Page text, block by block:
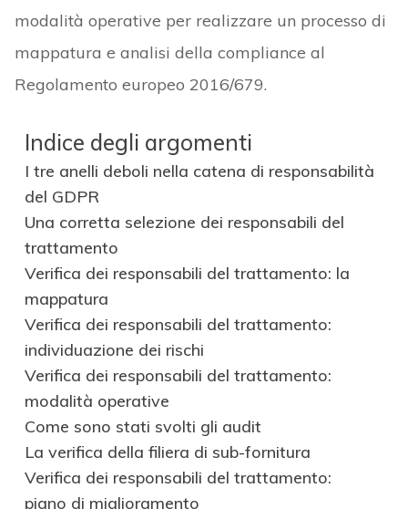
modalità operative per realizzare un processo di
mappatura e analisi della compliance al
Regolamento europeo 2016/679.
Indice degli argomenti
I tre anelli deboli nella catena di responsabilità
del GDPR
Una corretta selezione dei responsabili del
trattamento
Verifica dei responsabili del trattamento: la
mappatura
Verifica dei responsabili del trattamento:
individuazione dei rischi
Verifica dei responsabili del trattamento:
modalità operative
Come sono stati svolti gli audit
La verifica della filiera di sub-fornitura
Verifica dei responsabili del trattamento:
piano di miglioramento